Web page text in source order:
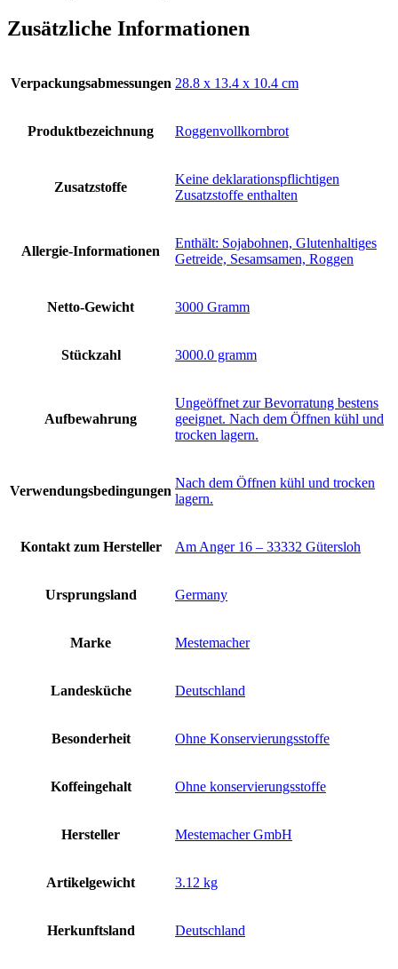
Zusätzliche Informationen
Verpackungsabmessungen ‎28.8 x 13.4 x 10.4 cm
Produktbezeichnung ‎Roggenvollkornbrot
Zusatzstoffe
‎Keine deklarationspflichtigen
Zusatzstoffe enthalten
Allergie-Informationen
‎Enthält: Sojabohnen, Glutenhaltiges
Getreide, Sesamsamen, Roggen
Netto-Gewicht ‎3000 Gramm
Stückzahl ‎3000.0 gramm
Aufbewahrung
‎Ungeöffnet zur Bevorratung bestens
geeignet. Nach dem Öffnen kühl und
trocken lagern.
Verwendungsbedingungen
‎Nach dem Öffnen kühl und trocken
lagern.
Kontakt zum Hersteller ‎Am Anger 16 – 33332 Gütersloh
Ursprungsland ‎Germany
Marke ‎Mestemacher
Landesküche ‎Deutschland
Besonderheit ‎Ohne Konservierungsstoffe
Koffeingehalt ‎Ohne konservierungsstoffe
Hersteller ‎Mestemacher GmbH
Artikelgewicht ‎3.12 kg
Herkunftsland ‎Deutschland